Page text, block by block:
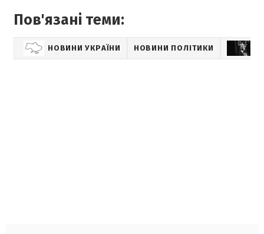
Пов'язані теми:
НОВИНИ УКРАЇНИ НОВИНИ ПОЛІТИКИ